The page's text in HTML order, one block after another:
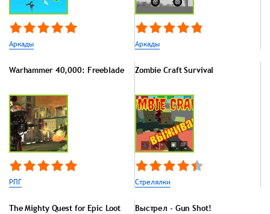
Аркады Аркады
Warhammer 40,000: Freeblade
РПГ
Zombie Craft Survival
Стрелялки
The Mighty Quest for Epic Loot Выстрел - Gun Shot!